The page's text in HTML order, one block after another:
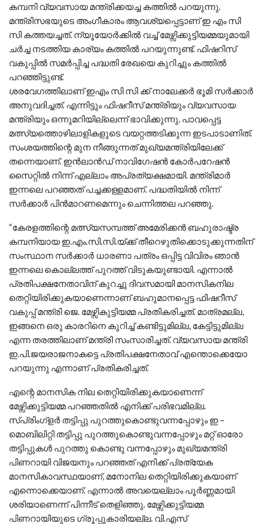
കമ്പനി വ്യവസായ മന്ത്രിക്കയച്ച കത്തിൽ പറയുന്നു.
മന്ത്രിസഭയുടെ അംഗീകാരം ആവശ്യപ്പെട്ടാണ് ഇ എം സി
സി കത്തയച്ചത്. ന്യൂയോർക്കിൽ വച്ച് മേഴ്സിക്കുട്ടിയമ്മയുമായി
ചർച്ച നടത്തിയ കാര്യം കത്തിൽ പറയുന്നുണ്ട്. ഫിഷറിസ്
വകുപ്പിൽ സമർപ്പിച്ച പദ്ധതി രേഖയെ കുറിച്ചും കത്തിൽ
പറഞ്ഞിട്ടുണ്ട്.
ശരവേഗത്തിലാണ് ഇഎം സി സി ക്ക് നാലേക്കർ ഭൂമി സർക്കാർ
അനുവദിച്ചത്. എന്നിട്ടും ഫിഷറീസ് മന്ത്രിയും വ്യവസായ
മന്ത്രിയും ഒന്നുമറിയില്ലെന്ന് ഭാവിക്കുന്നു. പാവപ്പെട്ട
മത്സ്യത്തൊഴിലാളികളുടെ വയറ്റത്തടിക്കുന്ന ഇടപാടാണിത്.
സംശയത്തിന്റെ മുന നീങ്ങുന്നത് മുഖ്യമന്ത്രിയിലേക്ക്
തന്നെയാണ്. ഇൻലാൻഡ് നാവിഗേഷൻ കോർപറേഷൻ
സൈറ്റിൽ നിന്ന് എല്ലാം അപ്രത്യക്ഷമായി. മന്ത്രിമാർ
ഇന്നലെ പറഞ്ഞത് പച്ചക്കള്ളമാണ്. പദ്ധതിയിൽ നിന്ന്
സർക്കാർ പിൻമാറണമെന്നും ചെന്നിത്തല പറഞ്ഞു.
“കേരളത്തിന്റെ മത്സ്യസമ്പത്ത് അമേരിക്കന്‍ ബഹുരാഷ്ട്ര
കമ്പനിയായ ഇ.എം.സി.സി.യ്ക്ക് തീറെഴുതിക്കൊടുക്കുന്നതിന്
സംസ്ഥാന സര്‍ക്കാര്‍ ധാരണാ പത്രം ഒപ്പിട്ട വിവിരം ഞാന്‍
ഇന്നലെ കൊല്ലത്ത് പുറത്ത് വിടുകയുണ്ടായി. എന്നാല്‍
പ്രതിപക്ഷനേതാവിന് കുറച്ചു ദിവസമായി മാനസികനില
തെറ്റിയിരിക്കുകയാണെന്നാണ് ബഹുമാനപ്പെട്ട ഫിഷറീസ്
വകുപ്പ് മന്ത്രി ജെ. മേഴ്സികുട്ടിയമ്മ പ്രതികരിച്ചത്. മാത്രമല്ല,
ഇങ്ങനെ ഒരു കാരറിനെ കുറിച്ച് കണ്ടിട്ടുമില്ല, കേട്ടിട്ടുമില്ല
എന്ന തരത്തിലാണ് മന്ത്രി സംസാരിച്ചത്. വ്യവസായ മന്ത്രി
ഇ.പി.ജയരാജനാകട്ടെ പ്രതിപക്ഷനേതാവ് എന്തൊക്കെയോ
പറയുന്നു എന്നാണ് പ്രതികരിച്ചത്.
എന്റെ മാനസിക നില തെറ്റിയിരിക്കുകയാണെന്ന്
മേഴ്സിക്കുട്ടിയമ്മ പറഞ്ഞതില്‍ എനിക്ക് പരിഭവമില്ല.
സ്പ്രിംഗ്ളര്‍ തട്ടിപ്പു പുറത്തുകൊണ്ടുവന്നപ്പോഴും ഇ –
മൊബിലിറ്റി തട്ടിപ്പു പുറത്തുകൊണ്ടുവന്നപ്പോഴും മറ്റ് ഓരോ
തട്ടിപ്പുകള്‍ പുറത്തു കൊണ്ടു വന്നപ്പോഴും മുഖ്യമന്ത്രി
പിണറായി വിജയനും പറഞ്ഞത് എനിക്ക് പ്രത്യേക
മാനസികാവസ്ഥയാണ്, മനോനില തെറ്റിയിരിക്കുകയാണ്
എന്നൊക്കെയാണ്. എന്നാല്‍ അവയെല്ലാം പൂര്‍ണ്ണമായി
ശരിയാണെന്ന് പിന്നീട് തെളിഞ്ഞു. മേഴ്സിക്കുട്ടിയമ്മ
പിണറായിയുടെ ഗ്രൂപ്പുകാരിയല്ല. വി.എസ്